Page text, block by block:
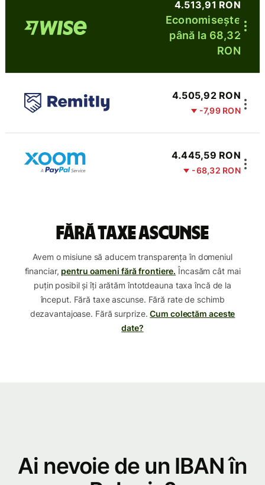
4.513,91 RON
Economisește
până la 68,32
RON
4.505,92 RON
-7,99 RON
4.445,59 RON
-68,32 RON
Fără taxe ascunse
Avem o misiune să aducem transparența în domeniul
financiar, pentru oameni fără frontiere. Încasăm cât mai
puțin posibil și îți arătăm întotdeauna taxa încă de la
început. Fără taxe ascunse. Fără rate de schimb
dezavantajoase. Fără surprize. Cum colectăm aceste
date?
Ai nevoie de un IBAN în